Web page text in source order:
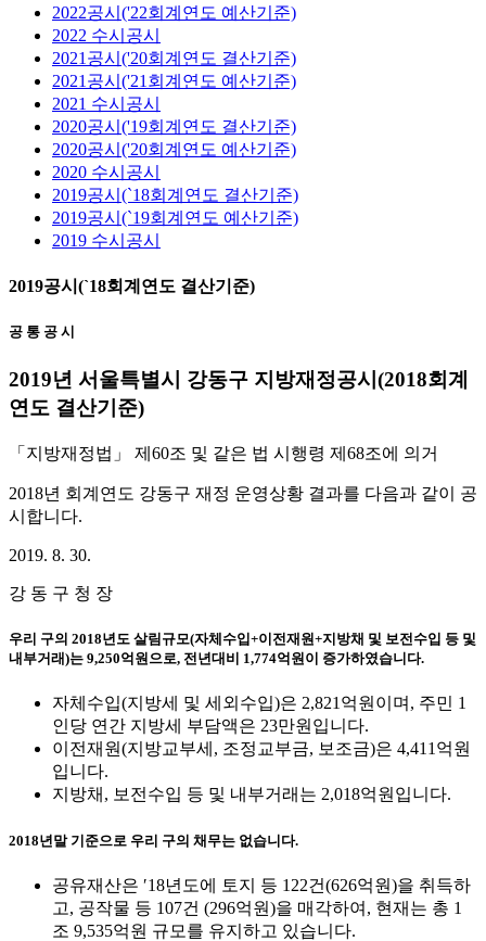
2022공시('22회계연도 예산기준)
2022 수시공시
2021공시('20회계연도 결산기준)
2021공시('21회계연도 예산기준)
2021 수시공시
2020공시('19회계연도 결산기준)
2020공시('20회계연도 예산기준)
2020 수시공시
2019공시(`18회계연도 결산기준)
2019공시(`19회계연도 예산기준)
2019 수시공시
2019공시(`18회계연도 결산기준)
공 통 공 시
2019년 서울특별시 강동구 지방재정공시(2018회계
연도 결산기준)
「지방재정법」 제60조 및 같은 법 시행령 제68조에 의거
2018년 회계연도 강동구 재정 운영상황 결과를 다음과 같이 공
시합니다.
2019. 8. 30.
강 동 구 청 장
우리 구의 2018년도 살림규모(자체수입+이전재원+지방채 및 보전수입 등 및
내부거래)는 9,250억원으로, 전년대비 1,774억원이 증가하였습니다.
자체수입(지방세 및 세외수입)은 2,821억원이며, 주민 1
인당 연간 지방세 부담액은 23만원입니다.
이전재원(지방교부세, 조정교부금, 보조금)은 4,411억원
입니다.
지방채, 보전수입 등 및 내부거래는 2,018억원입니다.
2018년말 기준으로 우리 구의 채무는 없습니다.
공유재산은 ′18년도에 토지 등 122건(626억원)을 취득하
고, 공작물 등 107건 (296억원)을 매각하여, 현재는 총 1
조 9,535억원 규모를 유지하고 있습니다.